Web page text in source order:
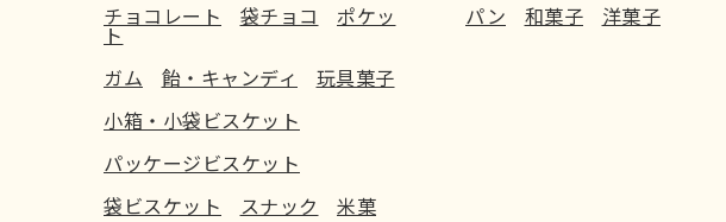
チョコレート 袋チョコ ポケッ
ト
ガム
飴・キャンディ
玩具菓子
小箱・小袋ビスケット
パッケージビスケット
袋ビスケット
スナック
米菓
パン 和菓子 洋菓子